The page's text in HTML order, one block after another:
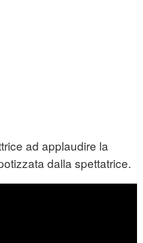
ad applaudire la
dalla spettatrice.